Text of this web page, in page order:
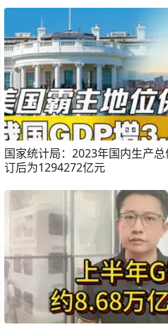
国家统计局：2023年国内生产
订后为1294272亿元